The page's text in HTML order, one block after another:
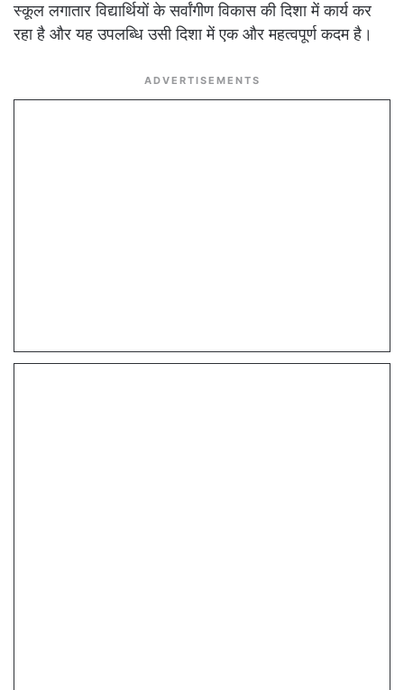
स्कूल लगातार विद्यार्थियों के सर्वांगीण विकास की दिशा में कार्य कर
रहा है और यह उपलब्धि उसी दिशा में एक और महत्वपूर्ण कदम है।
ADVERTISEMENTS